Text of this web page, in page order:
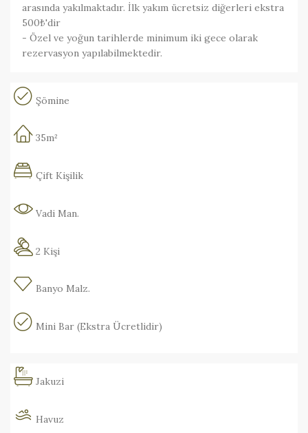
arasında yakılmaktadır. İlk yakım ücretsiz diğerleri ekstra
500₺'dir
- Özel ve yoğun tarihlerde minimum iki gece olarak
rezervasyon yapılabilmektedir.
Şömine
35m²
Çift Kişilik
Vadi Man.
2 Kişi
Banyo Malz.
Mini Bar (Ekstra Ücretlidir)
Jakuzi
Havuz